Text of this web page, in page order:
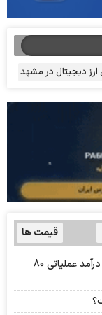
دیجیتال در مشهد
قیمت ها
تغییر مثبت در عملکرد مالی بانک صادرات ایران/ درآمد عملیاتی 80